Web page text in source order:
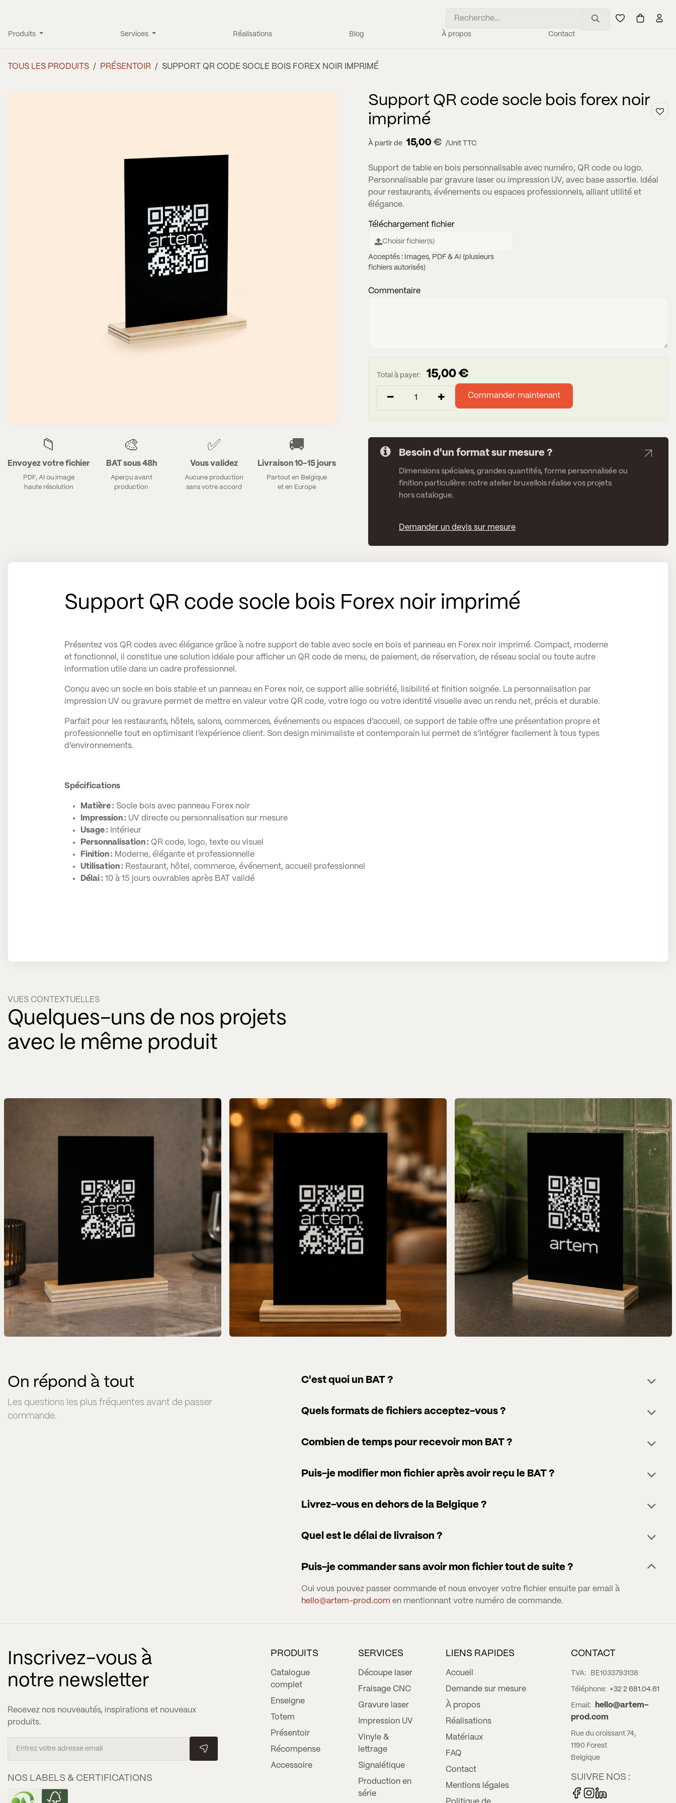
Produits Services Réalisations Blog À propos Contact
TOUS LES PRODUITS PRÉSENTOIR SUPPORT QR CODE SOCLE BOIS FOREX NOIR IMPRIMÉ
📁
Envoyez votre fichier
PDF, AI ou image
haute résolution
🎨
BAT sous 48h
Aperçu avant
production
✅
Vous validez
Aucune production
sans votre accord
🚚
Livraison 10–15 jours
Partout en Belgique
et en Europe
Support QR code socle bois forex noir
imprimé
À partir de 15,00 € /Unit TTC
Support de table en bois personnalisable avec numéro, QR code ou logo.
Personnalisable par gravure laser ou impression UV, avec base assortie. Idéal
pour restaurants, événements ou espaces professionnels, alliant utilité et
élégance.
Téléchargement fichier
Choisir fichier(s)
Acceptés : Images, PDF & AI (plusieurs
fichiers autorisés)
Commentaire
Total à payer: 15,00 €
Commander maintenant
Besoin d'un format sur mesure ?
Dimensions spéciales, grandes quantités, forme personnalisée ou
finition particulière: notre atelier bruxellois réalise vos projets
hors catalogue.
Demander un devis sur mesure
Support QR code socle bois Forex noir imprimé
Présentez vos QR codes avec élégance grâce à notre support de table avec socle en bois et panneau en Forex noir imprimé. Compact, moderne
et fonctionnel, il constitue une solution idéale pour afficher un QR code de menu, de paiement, de réservation, de réseau social ou toute autre
information utile dans un cadre professionnel.
Conçu avec un socle en bois stable et un panneau en Forex noir, ce support allie sobriété, lisibilité et finition soignée. La personnalisation par
impression UV ou gravure permet de mettre en valeur votre QR code, votre logo ou votre identité visuelle avec un rendu net, précis et durable.
Parfait pour les restaurants, hôtels, salons, commerces, événements ou espaces d’accueil, ce support de table offre une présentation propre et
professionnelle tout en optimisant l’expérience client. Son design minimaliste et contemporain lui permet de s’intégrer facilement à tous types
d’environnements.
Spécifications
Matière :Socle bois avec panneau Forex noir
Impression :UV directe ou personnalisation sur mesure
Usage :Intérieur
Personnalisation :QR code, logo, texte ou visuel
Finition :Moderne, élégante et professionnelle
Utilisation :Restaurant, hôtel, commerce, événement, accueil professionnel
Délai :10 à 15 jours ouvrables après BAT validé
VUES CONTEXTUELLES
Quelques-uns de nos projets
avec le même produit
On répond à tout
Les questions les plus fréquentes avant de passer
commande.
C'est quoi un BAT ?
Quels formats de fichiers acceptez-vous ?
Combien de temps pour recevoir mon BAT ?
Puis-je modifier mon fichier après avoir reçu le BAT ?
Livrez-vous en dehors de la Belgique ?
Quel est le délai de livraison ?
Puis-je commander sans avoir mon fichier tout de suite ?
Oui vous pouvez passer commande et nous envoyer votre fichier ensuite par email à
hello@artem-prod.com en mentionnant votre numéro de commande.
Inscrivez-vous à
notre newsletter
Recevez nos nouveautés, inspirations et nouveaux
produits.
NOS LABELS & CERTIFICATIONS
PRODUITS
Catalogue
complet
Enseigne
Totem
Présentoir
Récompense
Accessoire
SERVICES
Découpe laser
Fraisage CNC
Gravure laser
Impression UV
Vinyle &
lettrage
Signalétique
Production en
série
LIENS RAPIDES
Accueil
Demande sur mesure
À propos
Réalisations
Matériaux
FAQ
Contact
Mentions légales
CONTACT
TVA: BE1033793138
Téléphone: +32 2 681.04.61
Email :
hello@artem-
prod.com
Rue du croissant 74,
1190 Forest
Belgique
SUIVRE NOS :